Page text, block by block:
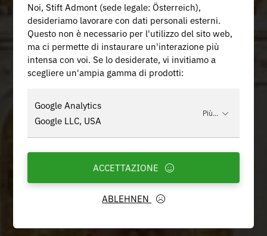
Noi, Stift Admont (sede legale: Österreich),
desideriamo lavorare con dati personali esterni.
Questo non è necessario per l'utilizzo del sito web,
ma ci permette di instaurare un'interazione più
intensa con voi. Se lo desiderate, vi invitiamo a
scegliere un'ampia gamma di prodotti:
Google Analytics
Google LLC, USA
Più...
ABLEHNEN
ACCETTAZIONE